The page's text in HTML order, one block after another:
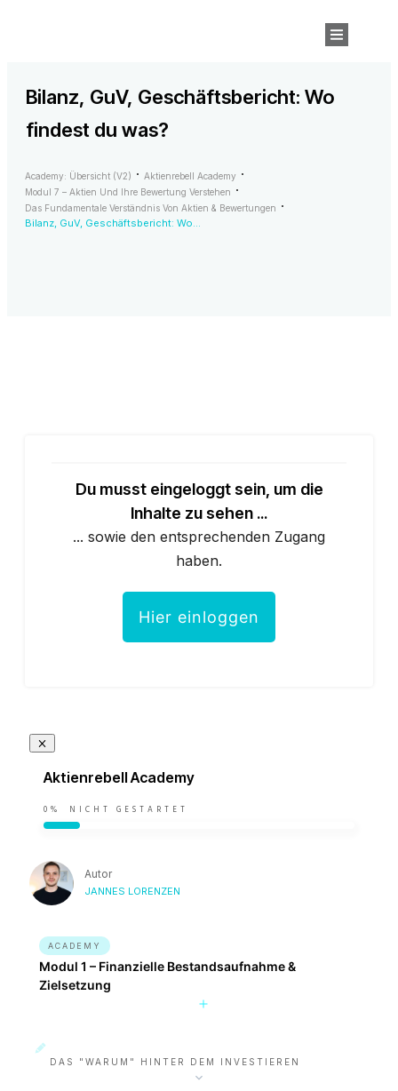
Bilanz, GuV, Geschäftsbericht: Wo
findest du was?
Academy: Übersicht (v2)
Aktienrebell Academy
Modul 7 – Aktien Und Ihre Bewertung Verstehen
Das Fundamentale Verständnis Von Aktien & Bewertungen
Du musst eingeloggt sein, um die
Inhalte zu sehen ...
... sowie den entsprechenden Zugang
haben.
Hier einloggen
Aktienrebell Academy
0% NICHT GESTARTET
Autor
JANNES LORENZEN
ACADEMY
Modul 1 – Finanzielle Bestandsaufnahme &
Zielsetzung
DAS "WARUM" HINTER DEM INVESTIEREN